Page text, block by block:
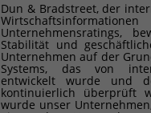
Dun & Bradstreet, der
Unternehmensratings,
Stabilität und
Unternehmen auf der
Systems, das von
entwickelt wurde und
kontinuierlich überprüft
wurde unser